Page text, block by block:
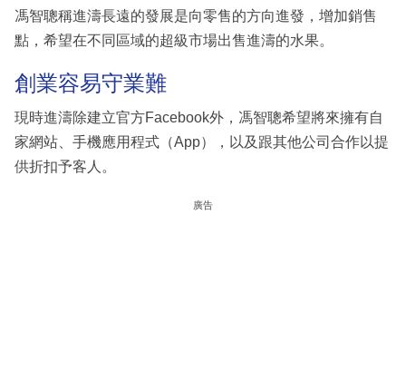
馮智聰稱進濤長遠的發展是向零售的方向進發，增加銷售
點，希望在不同區域的超級市場出售進濤的水果。
創業容易守業難
現時進濤除建立官方Facebook外，馮智聰希望將來擁有自
家網站、手機應用程式（App），以及跟其他公司合作以提
供折扣予客人。
廣告